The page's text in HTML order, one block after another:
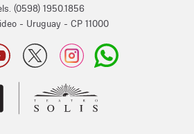
(0598) 1950.1856
- Uruguay - CP 11000